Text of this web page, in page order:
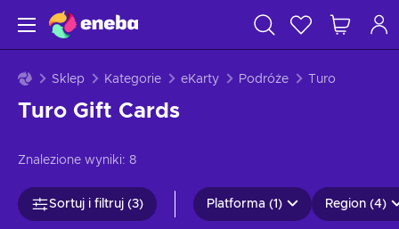
Sklep Kategorie eKarty Podróże Turo
Turo Gift Cards
Znalezione wyniki: 8
Sortuj i filtruj (3) Platforma (1) Region (4)